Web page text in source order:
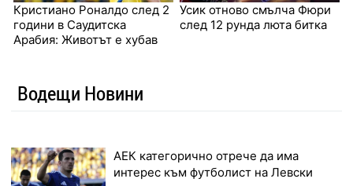
Кристиано Роналдо след 2
години в Саудитска
Арабия: Животът е хубав
Усик отново смълча Фюри
след 12 рунда люта битка
Водещи Новини
АЕК категорично отрече да има
интерес към футболист на Левски